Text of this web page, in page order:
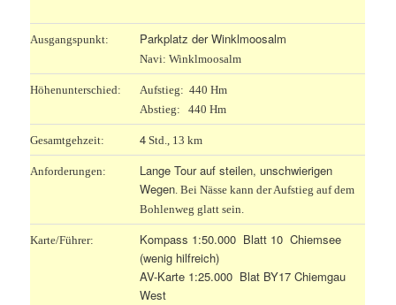
Ausgangspunkt: Parkplatz der Winklmoosalm
Navi: Winklmoosalm
Höhenunterschied:
Aufstieg: 440 Hm
Abstieg: 440 Hm
Gesamtgehzeit: 4 Std., 13 km
Anforderungen:
Lange Tour auf steilen, unschwierigen
Wegen. Bei Nässe kann der Aufstieg auf dem
Bohlenweg glatt sein.
Karte/Führer:
Kompass 1:50.000 Blatt 10 Chiemsee
(wenig hilfreich)
AV-Karte 1:25.000 Blat BY17 Chiemgau
West